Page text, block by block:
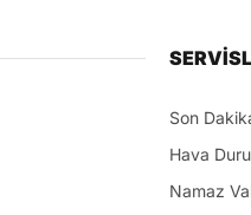
Son
Hava
Namaz